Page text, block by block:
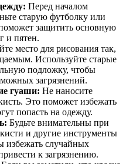
Перед началом
старую футболку или
защитить основную
и пятен.
место для рисования так,
Используйте старые
подложку, чтобы
загрязнений.
гуаши: Не наносите
Это поможет избежать
попасть на одежду.
Будьте внимательны при
и другие инструменты
избежать случайных
к загрязнению.